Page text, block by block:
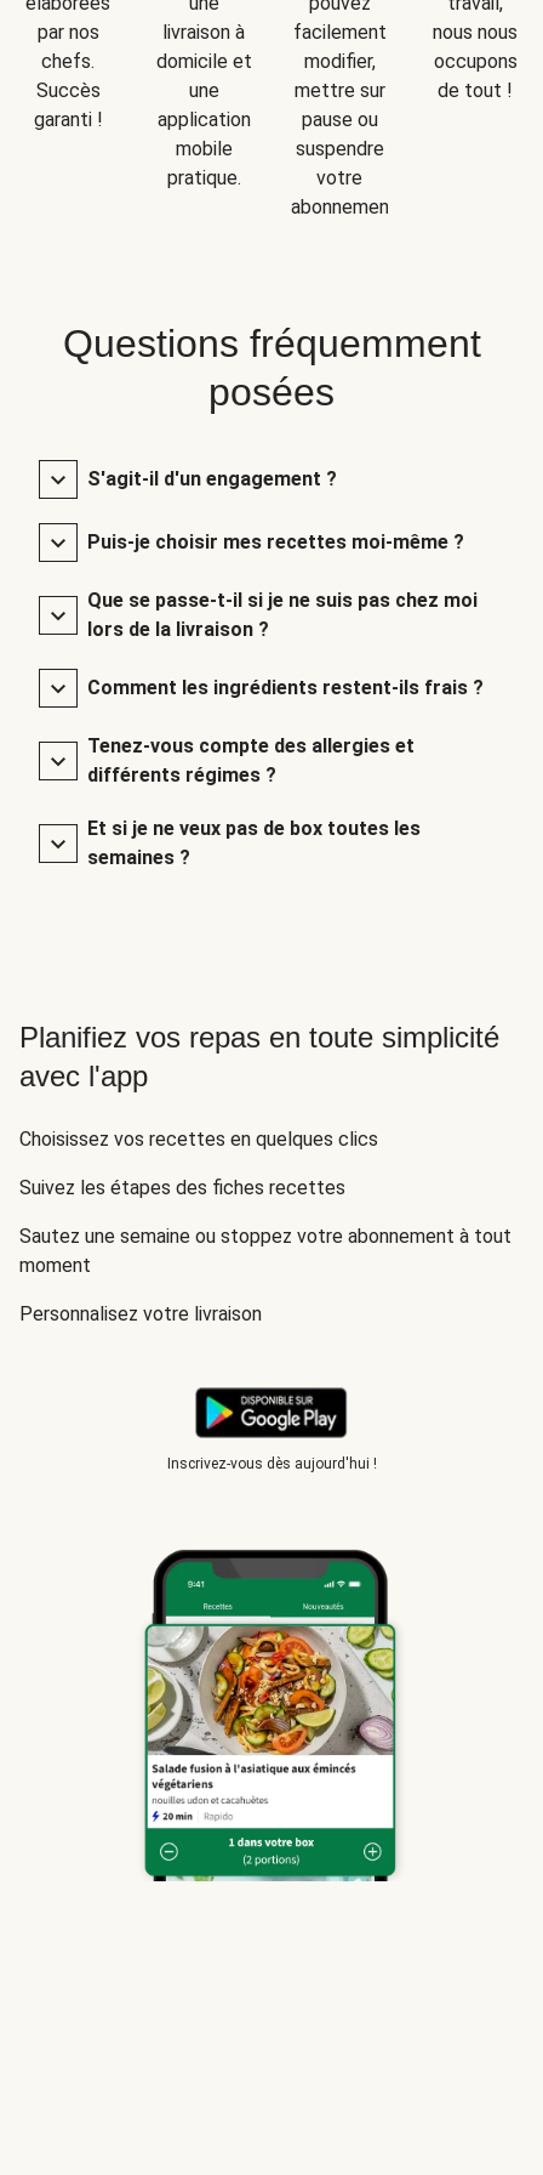
par nos
chefs.
Succès
garanti !
livraison à
domicile et
une
application
mobile
pratique.
facilement
modifier,
mettre sur
pause ou
suspendre
votre
abonnement.
nous nous
occupons
de tout !
Questions fréquemment
posées
S'agit-il d'un engagement ?
Puis-je choisir mes recettes moi-même ?
Que se passe-t-il si je ne suis pas chez moi
lors de la livraison ?
Comment les ingrédients restent-ils frais ?
Tenez-vous compte des allergies et
différents régimes ?
Et si je ne veux pas de box toutes les
semaines ?
Planifiez vos repas en toute simplicité
avec l'app
Choisissez vos recettes en quelques clics
Suivez les étapes des fiches recettes
Sautez une semaine ou stoppez votre abonnement à tout
moment
Personnalisez votre livraison
Inscrivez-vous dès aujourd'hui !